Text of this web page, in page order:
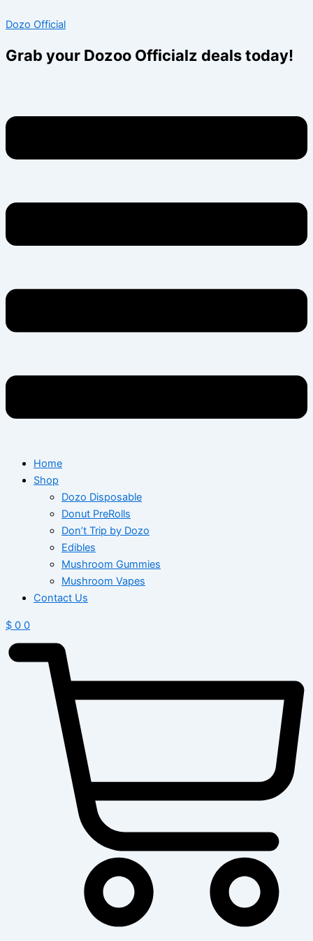
to
Dozo Official
Grab your Dozoo Officialz deals today!
Home
Shop
Dozo Disposable
Donut PreRolls
Don’t Trip by Dozo
Edibles
Mushroom Gummies
Mushroom Vapes
Contact Us
$ 0 0